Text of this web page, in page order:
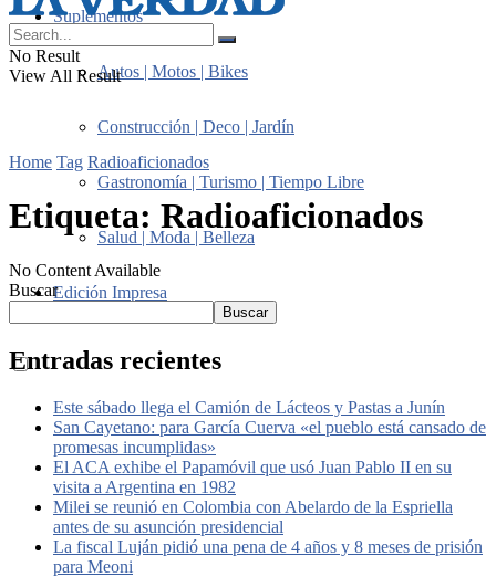
Suplementos
Autos | Motos | Bikes
Construcción | Deco | Jardín
Gastronomía | Turismo | Tiempo Libre
Salud | Moda | Belleza
Edición Impresa
No Result
View All Result
Home Tag Radioaficionados
Etiqueta: Radioaficionados
No Content Available
Buscar
Buscar
Entradas recientes
Este sábado llega el Camión de Lácteos y Pastas a Junín
San Cayetano: para García Cuerva «el pueblo está cansado de
promesas incumplidas»
El ACA exhibe el Papamóvil que usó Juan Pablo II en su
visita a Argentina en 1982
Milei se reunió en Colombia con Abelardo de la Espriella
antes de su asunción presidencial
La fiscal Luján pidió una pena de 4 años y 8 meses de prisión
para Meoni